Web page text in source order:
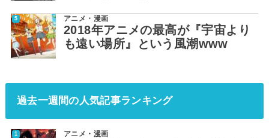
アニメ・漫画
2018年アニメの最高が『宇宙より
も遠い場所』という風潮www
過去一週間の人気記事ランキング
アニメ・漫画